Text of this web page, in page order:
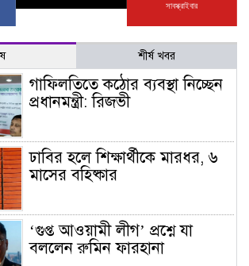
সাবস্ক্রাইবার
শীর্ষ খবর
গাফিলতিতে কঠোর ব্যবস্থা নিচ্ছেন
প্রধানমন্ত্রী: রিজভী
ঢাবির হলে শিক্ষার্থীকে মারধর, ৬
মাসের বহিষ্কার
‘গুপ্ত আওয়ামী লীগ’ প্রশ্নে যা
বললেন রুমিন ফারহানা